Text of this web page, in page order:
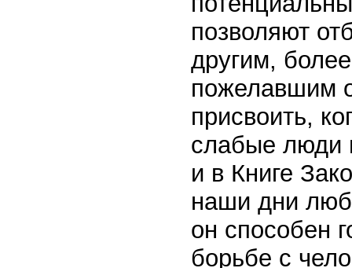
позволяют
другим,
пожелавшим
присвоить,
слабые люди
и в Книге
наши дни
он способен
борьбе с